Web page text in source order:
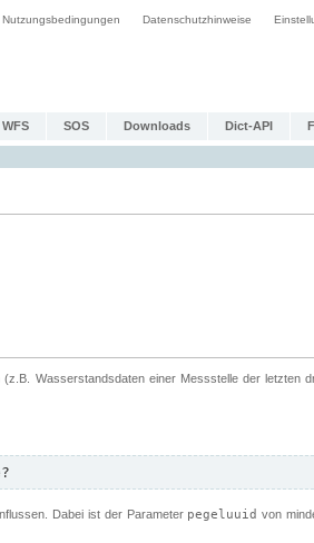
Nutzungsbedingungen Datenschutzhinweise
WFS SOS Downloads Dict-API
Wasserstandsdaten einer Messstelle der letzten
Dabei ist der Parameter pegeluuid von